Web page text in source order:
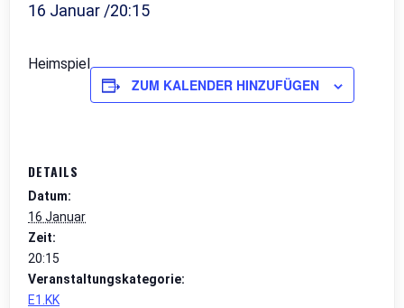
16 Januar /20:15
Heimspiel
ZUM KALENDER HINZUFÜGEN
DETAILS
Datum:
16 Januar
Zeit:
20:15
Veranstaltungskategorie:
E1.KK